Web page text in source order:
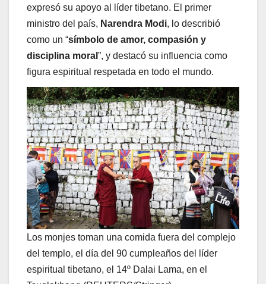
expresó su apoyo al líder tibetano. El primer
ministro del país, Narendra Modi, lo describió
como un “símbolo de amor, compasión y
disciplina moral ”, y destacó su influencia como
figura espiritual respetada en todo el mundo.
Los monjes toman una comida fuera del complejo
del templo, el día del 90 cumpleaños del líder
espiritual tibetano, el 14º Dalai Lama, en el